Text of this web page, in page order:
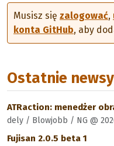
Musisz się zalogować,
konta GitHub, aby
Ostatnie newsy
ATRaction: menedżer
dely / Blowjobb / NG @
Fujisan 2.0.5 beta 1